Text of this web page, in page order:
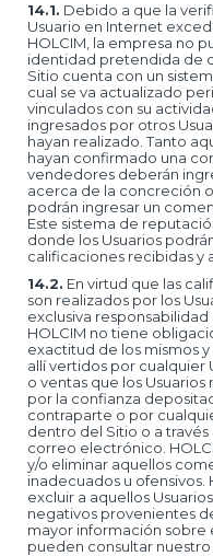
14.1. Debido a que la
Usuario en Internet
HOLCIM, la empresa no
identidad pretendida de
Sitio cuenta con un
cual se va actualizado
vinculados con su
ingresados por otros
hayan realizado. Tanto
hayan confirmado una
vendedores deberán
acerca de la concreción
podrán ingresar un
Este sistema de
donde los Usuarios
calificaciones recibidas y
14.2. En virtud que las
son realizados por los
exclusiva responsabilidad
HOLCIM no tiene
exactitud de los mismos
allí vertidos por cualquier
o ventas que los
por la confianza
contraparte o por
dentro del Sitio o a
correo electrónico.
y/o eliminar aquellos
inadecuados u
excluir a aquellos
negativos provenientes
mayor información sobre
pueden consultar